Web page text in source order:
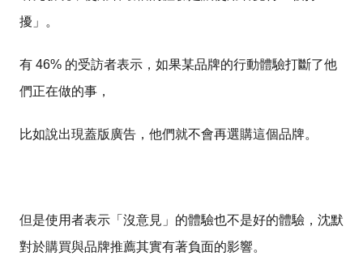
擾」。
有 46% 的受訪者表示，如果某品牌的行動體驗打斷了他
們正在做的事，
比如說出現蓋版廣告，他們就不會再選購這個品牌。
但是使用者表示「沒意見」的體驗也不是好的體驗，沈默
對於購買與品牌推薦其實有著負面的影響。